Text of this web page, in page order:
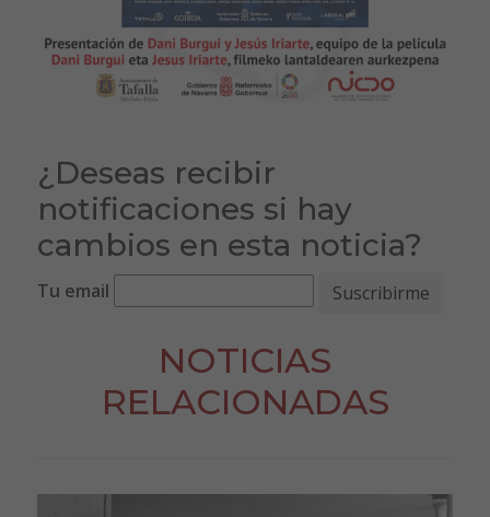
¿Deseas recibir
notificaciones si hay
cambios en esta noticia?
Tu email
NOTICIAS
RELACIONADAS